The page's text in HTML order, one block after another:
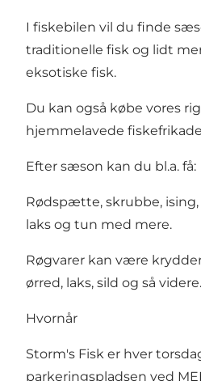
I fiskebilen vil du finde
traditionelle fisk og lidt
eksotiske fisk.
Du kan også købe vores
hjemmelavede
Efter sæson kan du bl.a. få:
Rødspætte, skrubbe, ising,
laks og tun med mere.
Røgvarer kan være
ørred, laks, sild og så videre.
Hvornår
Storm's Fisk er hver
parkeringspladsen ved